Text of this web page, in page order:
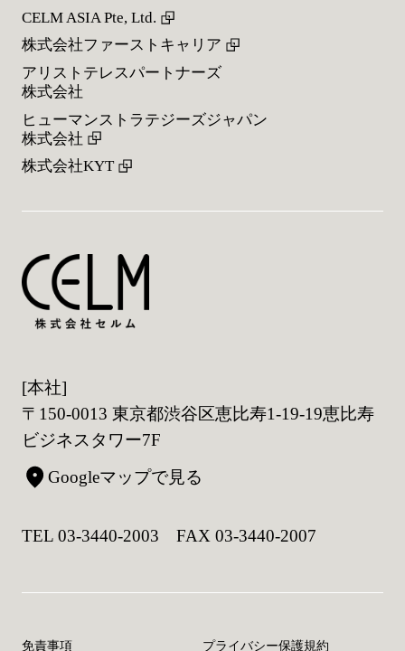
CELM ASIA Pte, Ltd.
株式会社ファーストキャリア
アリストテレスパートナーズ
株式会社
ヒューマンストラテジーズジャパン
株式会社
株式会社KYT
[本社]
〒150-0013 東京都渋谷区恵比寿1-19-19恵比寿
ビジネスタワー7F
Googleマップで見る
TEL 03-3440-2003 FAX 03-3440-2007
免責事項 プライバシー保護規約